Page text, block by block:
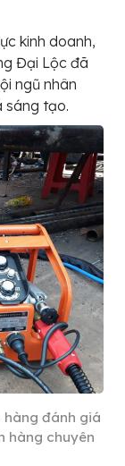
kinh doanh,
Đại Lộc đã
ngũ nhân
sáng tạo.
hàng đánh giá
hàng chuyên